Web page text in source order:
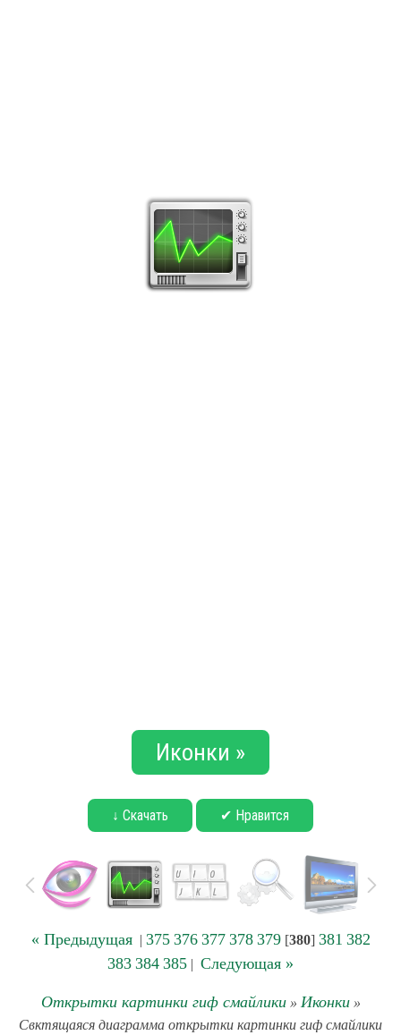
Иконки »
↓ Скачать ✔ Нравится
« Предыдущая| 375 376 377 378 379[380] 381 382
383 384 385 | Следующая »
Открытки картинки гиф смайлики» Иконки»
Свктящаяся диаграмма открытки картинки гиф смайлики